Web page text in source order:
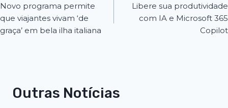
Novo programa permite
que viajantes vivam ‘de
graça’ em bela ilha italiana
Libere sua produtividade
com IA e Microsoft 365
Copilot
Outras Notícias